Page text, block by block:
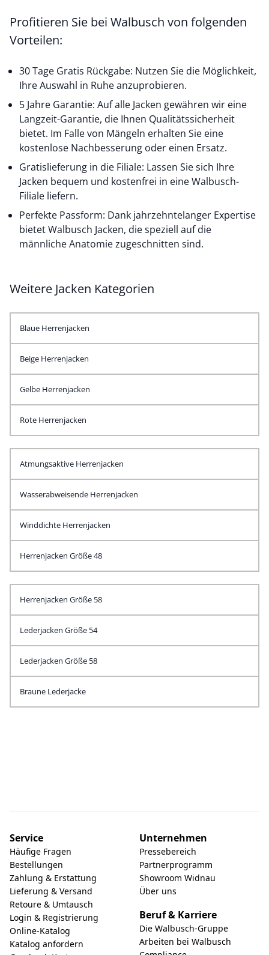
Profitieren Sie bei Walbusch von folgenden
Vorteilen:
30 Tage Gratis Rückgabe: Nutzen Sie die Möglichkeit,
Ihre Auswahl in Ruhe anzuprobieren.
5 Jahre Garantie: Auf alle Jacken gewähren wir eine
Langzeit-Garantie, die Ihnen Qualitätssicherheit
bietet. Im Falle von Mängeln erhalten Sie eine
kostenlose Nachbesserung oder einen Ersatz.
Gratislieferung in die Filiale: Lassen Sie sich Ihre
Jacken bequem und kostenfrei in eine Walbusch-
Filiale liefern.
Perfekte Passform: Dank jahrzehntelanger Expertise
bietet Walbusch Jacken, die speziell auf die
männliche Anatomie zugeschnitten sind.
Weitere Jacken Kategorien
Blaue Herrenjacken
Beige Herrenjacken
Gelbe Herrenjacken
Rote Herrenjacken
Atmungsaktive Herrenjacken
Wasserabweisende Herrenjacken
Winddichte Herrenjacken
Herrenjacken Größe 48
Herrenjacken Größe 58
Lederjacken Größe 54
Lederjacken Größe 58
Braune Lederjacke
Service
Häufige Fragen
Bestellungen
Zahlung & Erstattung
Lieferung & Versand
Retoure & Umtausch
Login & Registrierung
Online-Katalog
Katalog anfordern
Unternehmen
Pressebereich
Partnerprogramm
Showroom Widnau
Über uns
Beruf & Karriere
Die Walbusch-Gruppe
Arbeiten bei Walbusch